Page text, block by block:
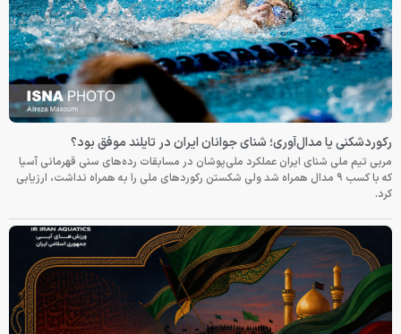
رکوردشکنی یا مدال‌آوری؛ شنای جوانان ایران در تایلند موفق بود؟
مربی تیم ملی شنای ایران عملکرد ملی‌پوشان در مسابقات رده‌های سنی قهرمانی آسیا
که با کسب ۹ مدال همراه شد ولی شکستن رکوردهای ملی را به همراه نداشت، ارزیابی
کرد.